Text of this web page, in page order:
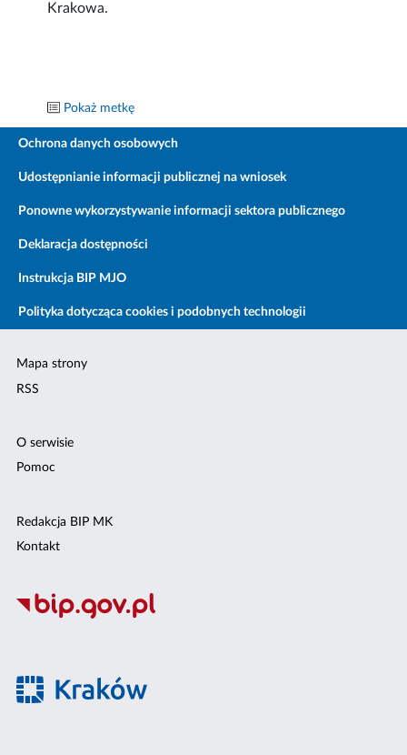
Krakowa.
Pokaż metkę
Ochrona danych osobowych
Udostępnianie informacji publicznej na wniosek
Ponowne wykorzystywanie informacji sektora publicznego
Deklaracja dostępności
Instrukcja BIP MJO
Polityka dotycząca cookies i podobnych technologii
Mapa strony
RSS
O serwisie
Pomoc
Redakcja BIP MK
Kontakt